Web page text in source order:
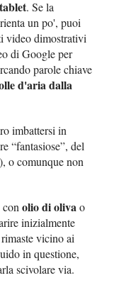
. Se la
un po', puoi
video dimostrativi
di Google per
parole chiave
d'aria dalla
imbattersi in
“fantasiose”, del
o comunque non
conolio di olivao
inizialmente
vicino ai
in questione,
scivolare via.